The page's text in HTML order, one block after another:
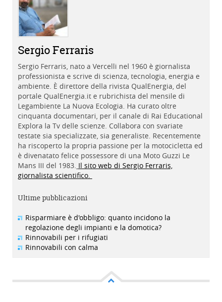
Sergio Ferraris
Sergio Ferraris, nato a Vercelli nel 1960 è giornalista
professionista e scrive di scienza, tecnologia, energia e
ambiente. È direttore della rivista QualEnergia, del
portale QualEnergia.it e rubrichista del mensile di
Legambiente La Nuova Ecologia. Ha curato oltre
cinquanta documentari, per il canale di Rai Educational
Explora la Tv delle scienze. Collabora con svariate
testate sia specializzate, sia generaliste. Recentemente
ha riscoperto la propria passione per la motocicletta ed
è divenatato felice possessore di una Moto Guzzi Le
Mans III del 1983. Il sito web di Sergio Ferraris,
giornalista scientifico.
Ultime pubblicazioni
Risparmiare è d'obbligo: quanto incidono la
regolazione degli impianti e la domotica?
Rinnovabili per i rifugiati
Rinnovabili con calma